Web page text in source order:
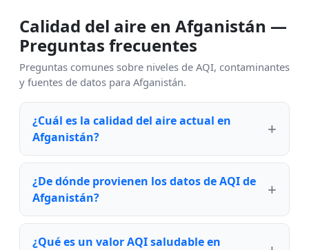
Calidad del aire en Afganistán —
Preguntas frecuentes
Preguntas comunes sobre niveles de AQI, contaminantes
y fuentes de datos para Afganistán.
¿Cuál es la calidad del aire actual en
Afganistán?
¿De dónde provienen los datos de AQI de
Afganistán?
¿Qué es un valor AQI saludable en